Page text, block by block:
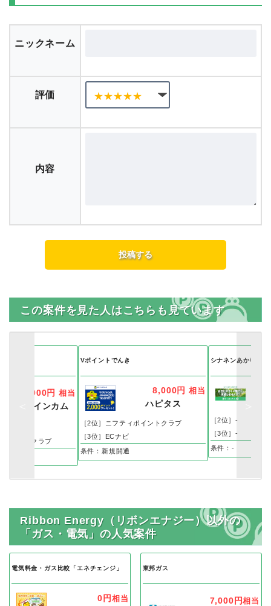
ニックネーム
評価
内容
この案件を見た人はこちらも見ています
7,000円 相当
イントインカム
ポイントクラブ
Vポイントでんき
8,000円 相当
ハピタス
［2位］ニフティポイントクラブ
［3位］ECナビ
条件：新規開通
シナネンあかりの森
［2位］-
［3位］-
条件：-
Ribbon Energy（リボンエナジー）以外の
「ガス・電気」の人気案件
電気料金・ガス比較「エネチェンジ」
0円相当
東邦ガス
7,000円相当